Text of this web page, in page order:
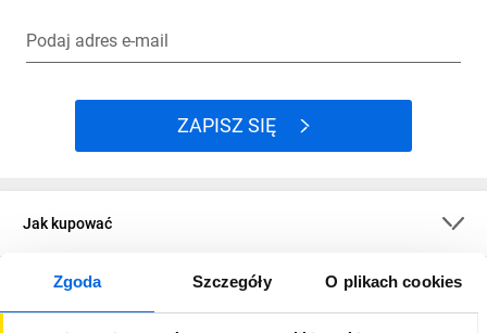
Zgoda Szczegóły O plikach cookies
Podaj adres e-mail
ZAPISZ SIĘ
Jak kupować
O firmie